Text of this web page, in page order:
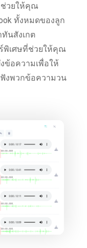
ช่วยให้คุณ
ทั้งหมดของลูก
นสังเกต
พิเศษที่ช่วยให้คุณ
ข้อความเพื่อให้
งพวกข้อความวน